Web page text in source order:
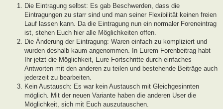
Die Eintragung selbst: Es gab Beschwerden, dass die
Eintragungen zu starr sind und man seiner Flexibilität keinen freien
Lauf lassen kann. Da die Eintragung nun ein normaler Foreneintrag
ist, stehen Euch hier alle Möglichkeiten offen.
Die Änderung der Eintragung: Waren einfach zu kompliziert und
wurden deshalb kaum angenommen. In Eurem Forenbeitrag habt
Ihr jetzt die Möglichkeit, Eure Fortschritte durch einfaches
Antworten mit den anderen zu teilen und bestehende Beiträge auch
jederzeit zu bearbeiten.
Kein Austausch: Es war kein Austausch mit Gleichgesinnten
möglich. Mit der neuen Variante haben die anderen User die
Möglichkeit, sich mit Euch auszutauschen.